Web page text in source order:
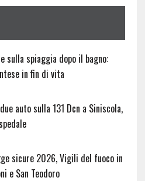
sulla spiaggia dopo il bagno:
in fin di vita
auto sulla 131 Dcn a Siniscola,
sicure 2026, Vigili del fuoco in
e San Teodoro